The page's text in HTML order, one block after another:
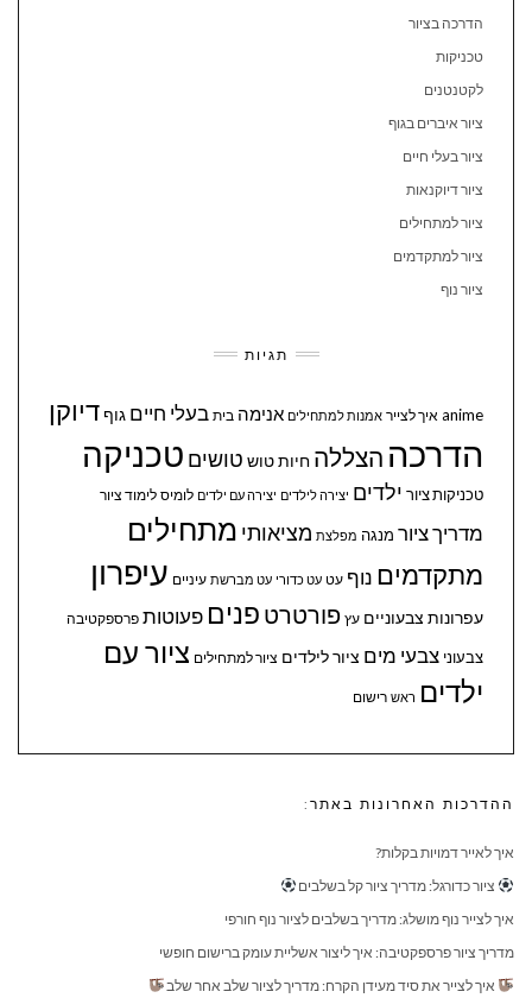
הדרכה בציור
טכניקות
לקטנטנים
ציור איברים בגוף
ציור בעלי חיים
ציור דיוקנאות
ציור למתחילים
ציור למתקדמים
ציור נוף
תגיות
anime איך לצייר אמנות למתחילים אנימה בית בעלי חיים גוףדיוקן
הדרכה הצללה חיותטוש טושים טכניקה
טכניקות ציור ילדים יצירה לילדים יצירה עם ילדים לומיס לימוד ציור
מדריך ציור מנגה מפלצת מציאותי מתחילים
מתקדמים נוף עט עט כדורי עט מברשת עיניים עיפרון
עפרונות צבעוניים עץ פורטרט פנים פעוטות פרספקטיבה
צבעוני צבעי מים ציור לילדים ציור למתחילים ציור עם
ילדים ראש רישום
ההדרכות האחרונות באתר:
איך לאייר דמויות בקלות?
ציור כדורגל: מדריך ציור קל בשלבים
איך לצייר נוף מושלג: מדריך בשלבים לציור נוף חורפי
מדריך ציור פרספקטיבה: איך ליצור אשליית עומק ברישום חופשי
איך לצייר את סיד מעידן הקרח: מדריך לציור שלב אחר שלב